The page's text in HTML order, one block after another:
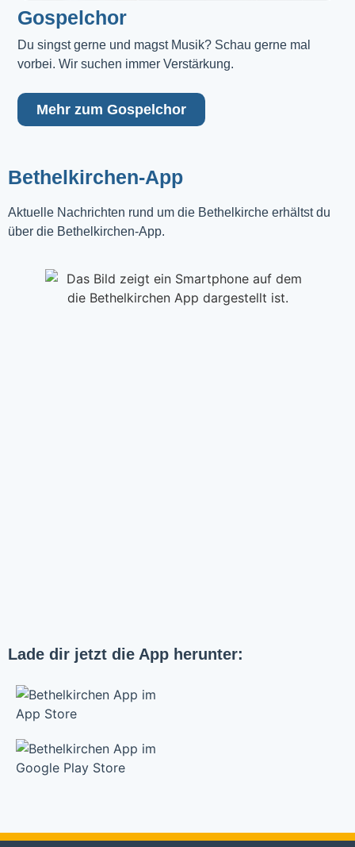
Gospelchor
Du singst gerne und magst Musik? Schau gerne mal
vorbei. Wir suchen immer Verstärkung.
Mehr zum Gospelchor
Bethelkirchen-App
Aktuelle Nachrichten rund um die Bethelkirche erhältst du
über die Bethelkirchen-App.
Lade dir jetzt die App herunter: